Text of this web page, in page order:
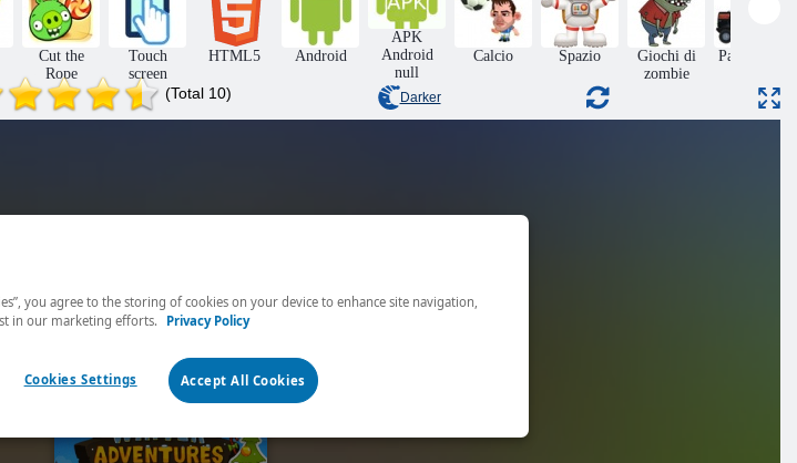
Color Maze Star
Search
Taglia gli
esperimenti della
corda
Dai da mangiare
al mio mostro
Tagliare la corda
Ninja Miner 2
Cut the
Rope
Touch
screen
HTML5 Android
APK
Android
null
Calcio Spazio
Giochi di
zombie
Parcheggio
(Total 10) Darker